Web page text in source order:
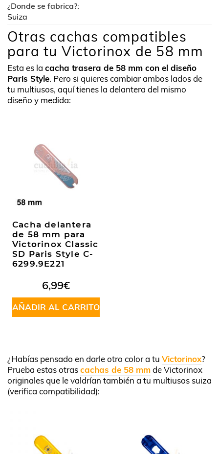
¿Donde se fabrica?:
Suiza
Otras cachas compatibles
para tu Victorinox de 58 mm
Esta es la cacha trasera de 58 mm con el diseño
Paris Style. Pero si quieres cambiar ambos lados de
tu multiusos, aquí tienes la delantera del mismo
diseño y medida:
Cacha delantera
de 58 mm para
Victorinox Classic
SD Paris Style C-
6299.9E221
6,99€
AÑADIR AL CARRITO
¿Habías pensado en darle otro color a tu Victorinox?
Prueba estas otrascachas de 58 mmde Victorinox
originales que le valdrían también a tu multiusos suiza
(verifica compatibilidad):